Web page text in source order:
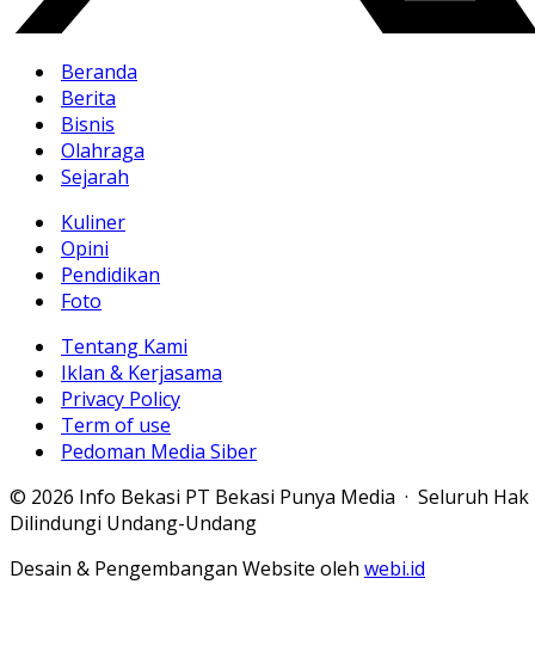
Beranda
Berita
Bisnis
Olahraga
Sejarah
Kuliner
Opini
Pendidikan
Foto
Tentang Kami
Iklan & Kerjasama
Privacy Policy
Term of use
Pedoman Media Siber
© 2026 Info Bekasi PT Bekasi Punya Media · Seluruh Hak
Dilindungi Undang-Undang
Desain & Pengembangan Website oleh webi.id